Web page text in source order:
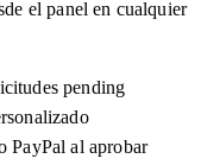
el panel en cualquier
pending
PayPal al aprobar